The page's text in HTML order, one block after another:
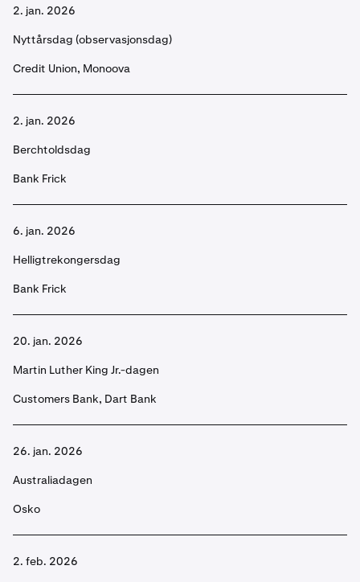
2. jan. 2026
Nyttårsdag (observasjonsdag)
Credit Union, Monoova
2. jan. 2026
Berchtoldsdag
Bank Frick
6. jan. 2026
Helligtrekongersdag
Bank Frick
20. jan. 2026
Martin Luther King Jr.-dagen
Customers Bank, Dart Bank
26. jan. 2026
Australiadagen
Osko
2. feb. 2026